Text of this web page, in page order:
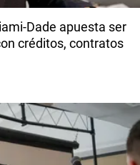
Dade apuesta ser
créditos, contratos